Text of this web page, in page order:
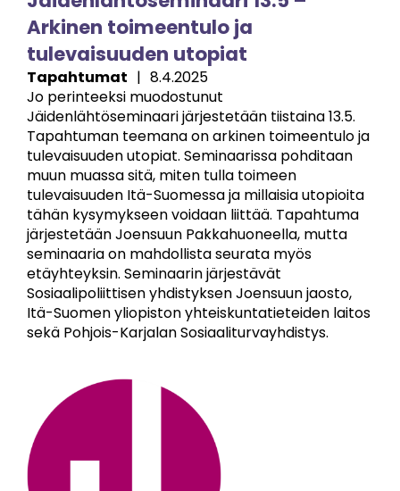
Arkinen toimeentulo ja
tulevaisuuden utopiat
Tapahtumat | 8.4.2025
Jo perinteeksi muodostunut
Jäidenlähtöseminaari järjestetään tiistaina 13.5.
Tapahtuman teemana on arkinen toimeentulo ja
tulevaisuuden utopiat. Seminaarissa pohditaan
muun muassa sitä, miten tulla toimeen
tulevaisuuden Itä-Suomessa ja millaisia utopioita
tähän kysymykseen voidaan liittää. Tapahtuma
järjestetään Joensuun Pakkahuoneella, mutta
seminaaria on mahdollista seurata myös
etäyhteyksin. Seminaarin järjestävät
Sosiaalipoliittisen yhdistyksen Joensuun jaosto,
Itä-Suomen yliopiston yhteiskuntatieteiden laitos
sekä Pohjois-Karjalan Sosiaaliturvayhdistys.
Image